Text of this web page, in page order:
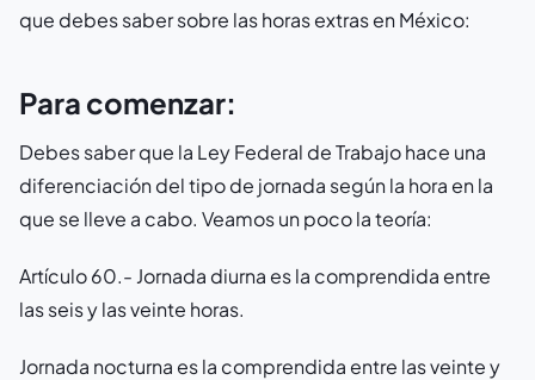
que debes saber sobre las horas extras en México:
Para comenzar:
Debes saber que la Ley Federal de Trabajo hace una
diferenciación del tipo de jornada según la hora en la
que se lleve a cabo. Veamos un poco la teoría:
Artículo 60.- Jornada diurna es la comprendida entre
las seis y las veinte horas.
Jornada nocturna es la comprendida entre las veinte y